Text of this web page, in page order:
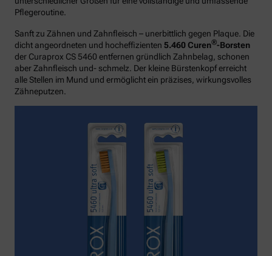
Pflegeroutine.
Sanft zu Zähnen und Zahnfleisch – unerbittlich gegen Plaque. Die
dicht angeordneten und hocheffizienten 5.460 Curen®-Borsten
der Curaprox CS 5460 entfernen gründlich Zahnbelag, schonen
aber Zahnfleisch und- schmelz. Der kleine Bürstenkopf erreicht
alle Stellen im Mund und ermöglicht ein präzises, wirkungsvolles
Zähneputzen.